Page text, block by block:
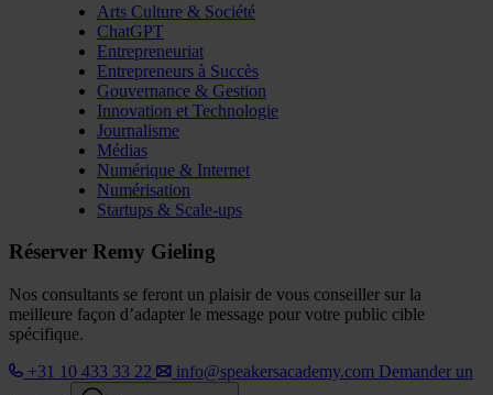
Arts Culture & Société
ChatGPT
Entrepreneuriat
Entrepreneurs à Succès
Gouvernance & Gestion
Innovation et Technologie
Journalisme
Médias
Numérique & Internet
Numérisation
Startups & Scale-ups
Réserver Remy Gieling
Nos consultants se feront un plaisir de vous conseiller sur la
meilleure façon d’adapter le message pour votre public cible
spécifique.
+31 10 433 33 22
info@speakersacademy.com Demander un